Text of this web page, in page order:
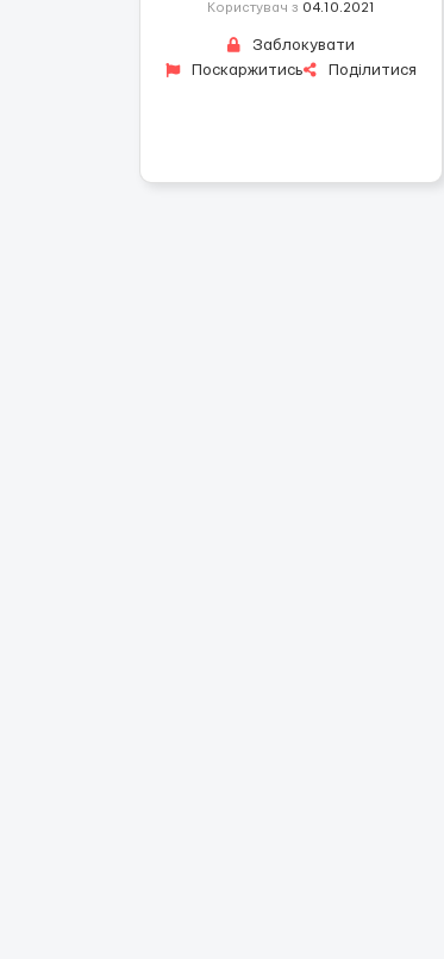
Користувач з 04.10.2021
Заблокувати
Поскаржитись
Поділитися